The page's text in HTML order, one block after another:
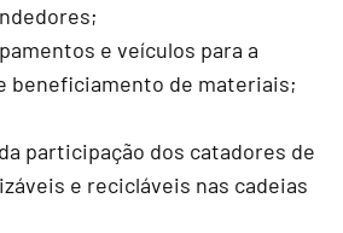
e veículos para a
beneficiamento de materiais;
participação dos catadores de
e recicláveis nas cadeias